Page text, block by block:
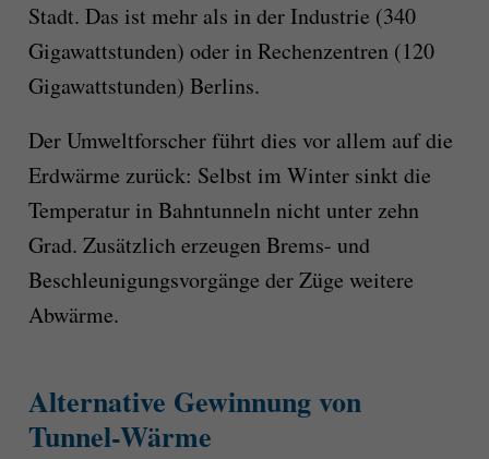
Stadt. Das ist mehr als in der Industrie (340
Gigawattstunden) oder in Rechenzentren (120
Gigawattstunden) Berlins.
Der Umweltforscher führt dies vor allem auf die
Erdwärme zurück: Selbst im Winter sinkt die
Temperatur in Bahntunneln nicht unter zehn
Grad. Zusätzlich erzeugen Brems- und
Beschleunigungsvorgänge der Züge weitere
Abwärme.
Alternative Gewinnung von
Tunnel-Wärme